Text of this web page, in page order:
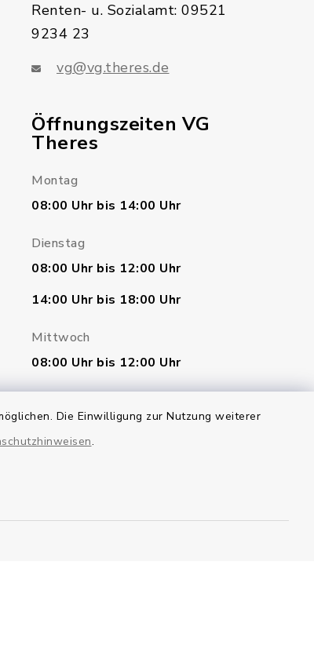
Die Einwilligung zur Nutzung weiterer
.
Renten- u. Sozialamt: 09521
9234 23
vg@vg.theres.de
Öffnungszeiten VG
Theres
Montag
08:00 Uhr bis 14:00 Uhr
Dienstag
08:00 Uhr bis 12:00 Uhr
14:00 Uhr bis 18:00 Uhr
Mittwoch
08:00 Uhr bis 12:00 Uhr
geschlossen